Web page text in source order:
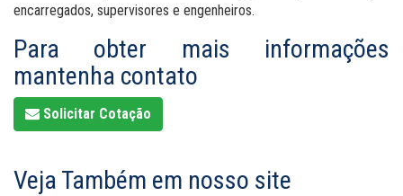
encarregados, supervisores e engenheiros.
Para obter mais informações
mantenha contato
Solicitar Cotação
Veja Também em nosso site